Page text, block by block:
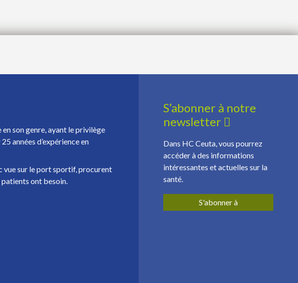
son genre, ayant le privilège
années d’expérience en
vue sur le port sportif, procurent
ont besoin.
S’abonner à notre
newsletter
Dans HC Ceuta, vous pourrez
accéder à des informations
intéressantes et actuelles sur la
santé.
S'abonner à